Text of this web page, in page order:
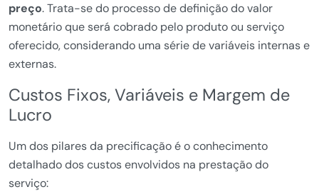
preço. Trata-se do processo de definição do valor
monetário que será cobrado pelo produto ou serviço
oferecido, considerando uma série de variáveis internas e
externas.
Custos Fixos, Variáveis e Margem de
Lucro
Um dos pilares da precificação é o conhecimento
detalhado dos custos envolvidos na prestação do
serviço: